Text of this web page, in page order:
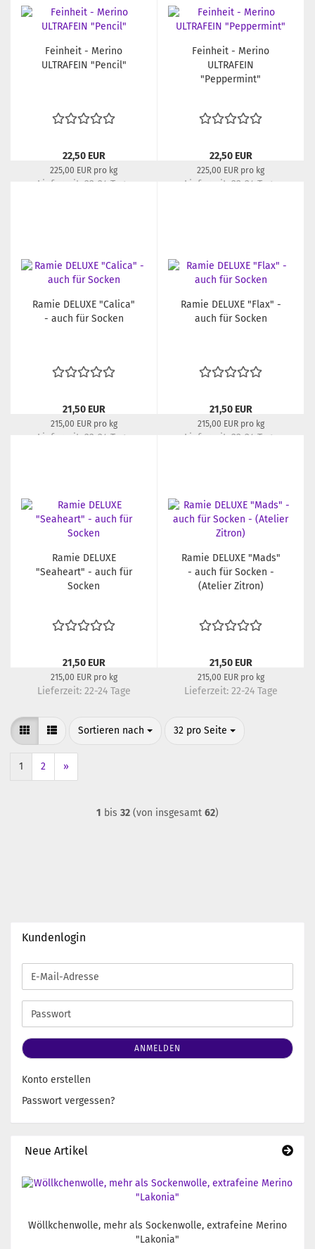
Feinheit - Merino
ULTRAFEIN "Pencil"
22,50 EUR
225,00 EUR pro kg
Lieferzeit: 22-24 Tage
Feinheit - Merino
ULTRAFEIN
"Peppermint"
22,50 EUR
225,00 EUR pro kg
Lieferzeit: 22-24 Tage
Ramie DELUXE "Calica"
- auch für Socken
21,50 EUR
215,00 EUR pro kg
Lieferzeit: 22-24 Tage
Ramie DELUXE "Flax" -
auch für Socken
21,50 EUR
215,00 EUR pro kg
Lieferzeit: 22-24 Tage
Ramie DELUXE
"Seaheart" - auch für
Socken
21,50 EUR
215,00 EUR pro kg
Lieferzeit: 22-24 Tage
Ramie DELUXE "Mads"
- auch für Socken -
(Atelier Zitron)
21,50 EUR
215,00 EUR pro kg
Lieferzeit: 22-24 Tage
Sortieren nach
Sortieren nach 32 pro Seite
pro Seite
1 2 »
1 bis 32 (von insgesamt 62)
Kundenlogin
E-
Mail-
Adresse
Passwort
ANMELDEN
Konto erstellen
Passwort vergessen?
Neue Artikel
Wöllkchenwolle, mehr als Sockenwolle, extrafeine Merino
"Lakonia"